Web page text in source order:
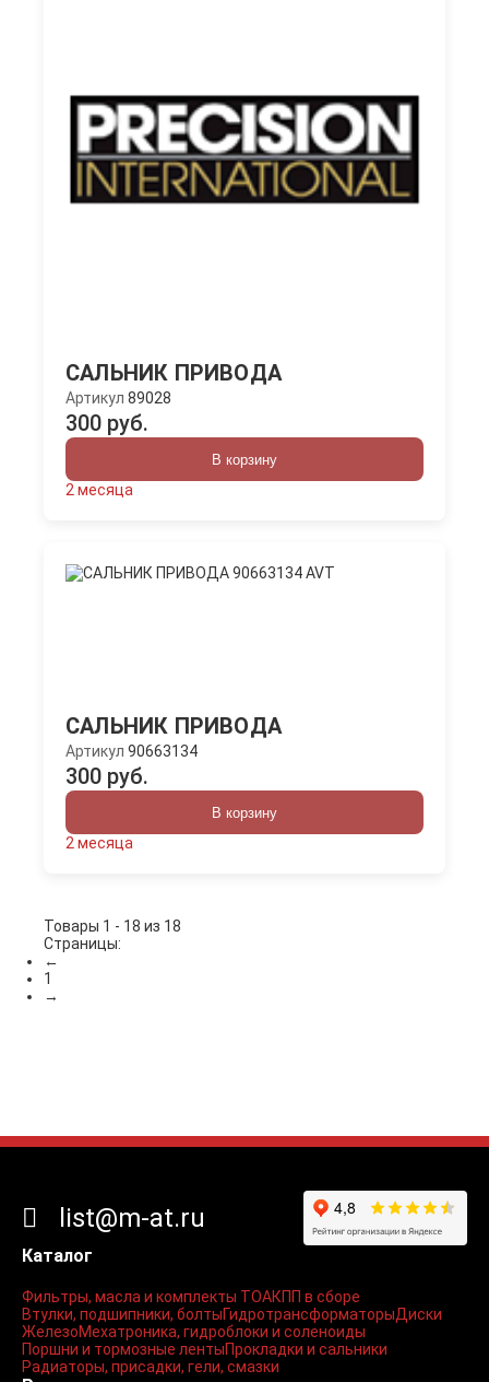
САЛЬНИК ПРИВОДА
Артикул 89028
300 руб.
В корзину
2 месяца
САЛЬНИК ПРИВОДА
Артикул 90663134
300 руб.
В корзину
2 месяца
Товары 1 - 18 из 18
Страницы:
←
1
→
Каталог
Фильтры, масла и комплекты ТОАКПП в сборе
Втулки, подшипники, болтыГидротрансформаторыДиски
ЖелезоМехатроника, гидроблоки и соленоиды
Поршни и тормозные лентыПрокладки и сальники
Радиаторы, присадки, гели, смазки
list@m-at.ru